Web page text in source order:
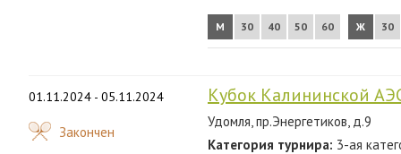
М 30 40 50 60 Ж 30
01.11.2024 - 05.11.2024
Закончен
Кубок Калининской
Удомля, пр.Энергетиков, д.9
Категория турнира: 3-ая